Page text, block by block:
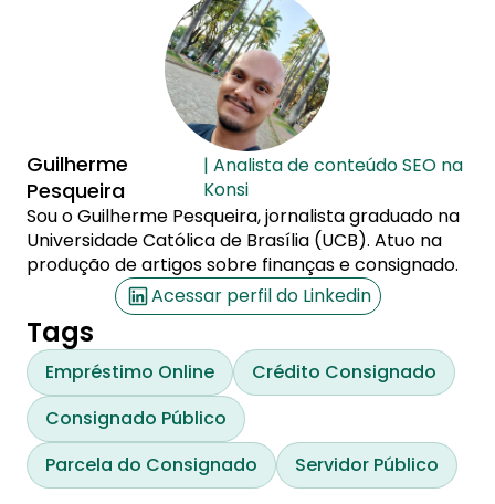
Guilherme
Pesqueira
| Analista de conteúdo SEO na
Konsi
Sou o Guilherme Pesqueira, jornalista graduado na
Universidade Católica de Brasília (UCB). Atuo na
produção de artigos sobre finanças e consignado.
Acessar perfil do Linkedin
Tags
Empréstimo Online
Crédito Consignado
Consignado Público
Parcela do Consignado
Servidor Público